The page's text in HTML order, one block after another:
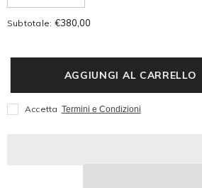
la
quantità
per
198805
la
quantità
per
6
198805
Subtotale: €380,00
AGGIUNGI AL CARRELLO
Accetta Termini e Condizioni